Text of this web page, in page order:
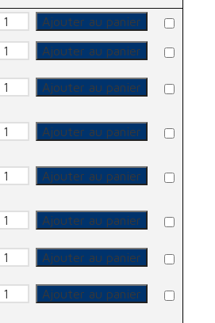
quantité
de
Réduction
Ajouter au panier
quantité
deAjouter au panier
quantité
deAjouter au panier
quantité
deAjouter au panier
quantité
deAjouter au panier
quantité
deAjouter au panier
quantité
deAjouter au panier
quantité
deAjouter au panier